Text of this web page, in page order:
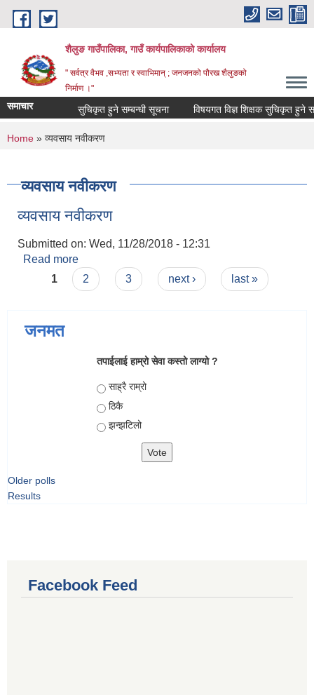
Skip to main content
शैलुङ गाउँपालिका, गाउँ कार्यपालिकाको कार्यालय
" सर्वत्र वैभव ,सभ्यता र स्वाभिमान् ; जनजनको पौरख शैलुङको
निर्माण ।"
समाचार सुचिकृत हुने सम्बन्धी सूचना विषयगत विज्ञ शिक्षक सुचिकृत हुने
You are here
Home » व्यवसाय नवीकरण
व्यवसाय नवीकरण
व्यवसाय नवीकरण
Submitted on: Wed, 11/28/2018 - 12:31
Read more
Pages
1 2 3 next › last »
जनमत
तपाईलाई हाम्रो सेवा कस्तो लाग्यो ?
Choices
साह्रै राम्रो
ठिकै
झन्झटिलो
Older polls
Results
Facebook Feed